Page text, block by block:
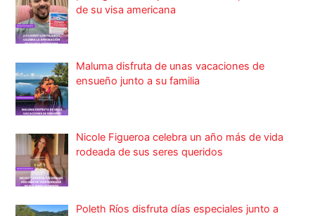
de su visa americana
Maluma disfruta de unas vacaciones de
ensueño junto a su familia
Nicole Figueroa celebra un año más de vida
rodeada de sus seres queridos
Poleth Ríos disfruta días especiales junto a